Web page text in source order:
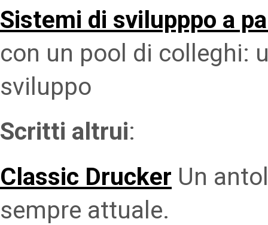
Sistemi di svilupppo a
con un pool di colleghi:
sviluppo
Scritti altrui:
Classic Drucker Un
sempre attuale.